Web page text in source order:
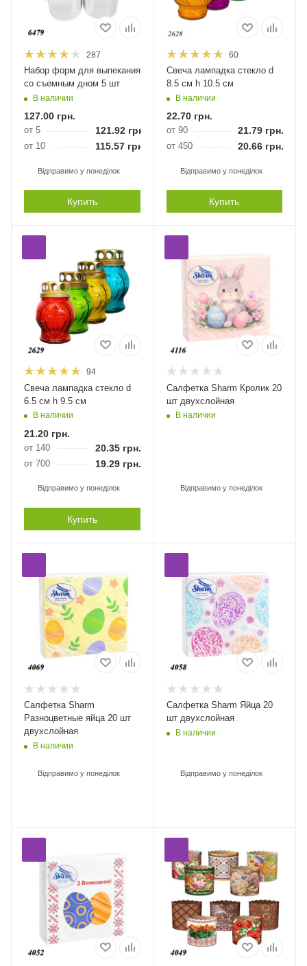
287
Набор форм для выпекания
со съемным дном 5 шт
В наличии
127.00 грн.
от 5 121.92 грн.
от 10 115.57 грн.
Відправимо у понеділок
Купить
60
Свеча лампадка стекло d
8.5 см h 10.5 см
В наличии
22.70грн.
от 90 21.79грн.
от 450 20.66грн.
Відправимо у понеділок
Купить
94
Свеча лампадка стекло d
6.5 см h 9.5 см
В наличии
21.20 грн.
от 140 20.35 грн.
от 700 19.29 грн.
Відправимо у понеділок
Купить
Салфетка Sharm Кролик 20
шт двухслойная
В наличии
Відправимо у понеділок
Салфетка Sharm
Разноцветные яйца 20 шт
двухслойная
В наличии
Відправимо у понеділок
Салфетка Sharm Яйца 20
шт двухслойная
В наличии
Відправимо у понеділок